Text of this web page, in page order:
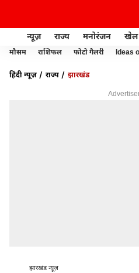
न्यूज़ राज्य मनोरंजन खेल
मौसम राशिफल फोटो गैलरी Ideas
हिंदी न्यूज़ राज्य
झारखंड
झारखंड न्यूज़